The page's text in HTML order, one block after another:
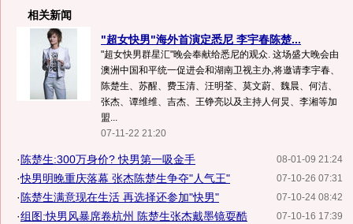
相关新闻
"超女快男"海外首演定悉尼 李宇春陈楚...
"超女快男群星汇"晚会奉献给悉尼的观众. 这场盛大晚会由
澳洲中国和平统一促进会和湖南卫视主办,将邀请李宇春、
陈楚生、苏醒、费玉清、汪明荃、莫文蔚、魏晨、何洁、
张杰、谭维维、吉杰、王铮亮以及主持人何炅、李湘等加
盟...
07-11-22 21:20
08-01-09 21:24
· 陈楚生:300万身价? 快男第一吸金手
07-10-26 07:31
·快男明晚重庆落幕 张杰陈楚生争夺"人气王"
07-10-24 08:42
· 陈楚生满意现在生活 再选择还参加"快男"
07-10-16 17:39
·组图:快男风暴席卷杭州 陈楚生张杰戴墨镜耍酷